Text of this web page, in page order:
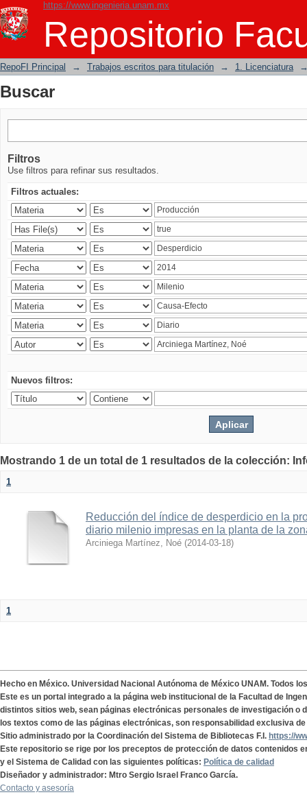
https://www.ingenieria.unam.mx
Repositorio
Buscar
RepoFI Principal → Trabajos escritos para titulación → 1. Licenciatura
Buscar
Filtros
Use filtros para refinar sus resultados.
Filtros actuales:
Nuevos filtros:
Mostrando 1 de un total de 1 resultados de la colección:
1
Reducción del índice de desperdicio en la
diario milenio impresas en la planta de la
Arciniega Martínez, Noé (2014-03-18)
1
Hecho en México. Universidad Nacional Autónoma de México UNAM. Todos
Este es un portal integrado a la página web institucional de la Facultad de
distintos sitios web, sean páginas electrónicas personales de investigación o
los textos como de las páginas electrónicas, son responsabilidad exclusiva
Sitio administrado por la Coordinación del Sistema de Bibliotecas F.I. https://
Este repositorio se rige por los preceptos de protección de datos contenidos
y el Sistema de Calidad con las siguientes políticas: Política de calidad
Diseñador y administrador: Mtro Sergio Israel Franco García.
Contacto y asesoría